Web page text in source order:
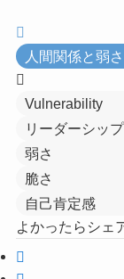
人間関係と弱さ
Vulnerability
リーダーシップ
弱さ
脆さ
自己肯定感
よかったらシェ